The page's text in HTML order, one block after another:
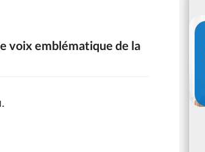
voix emblématique de la